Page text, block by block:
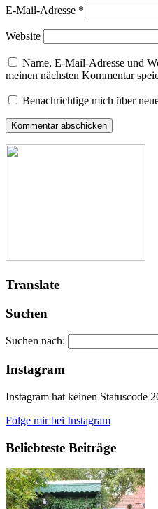
E-Mail-Adresse *
Website
Name, E-Mail-Adresse und
meinen nächsten Kommentar
Benachrichtige mich über
Translate
Suchen
Suchen nach:
Instagram
Instagram hat keinen Statuscode
Folge mir bei Instagram
Beliebteste Beiträge